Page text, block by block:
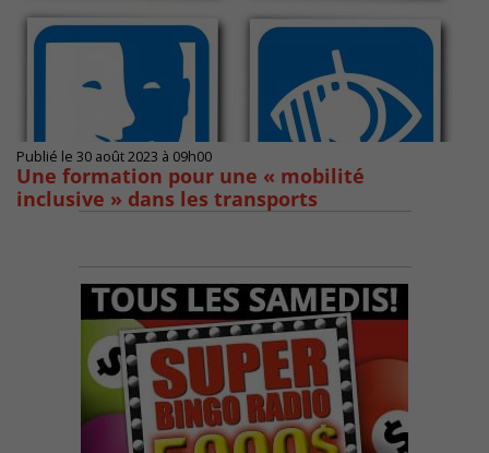
Publié le 30 août 2023 à 09h00
Une formation pour une « mobilité
inclusive » dans les transports